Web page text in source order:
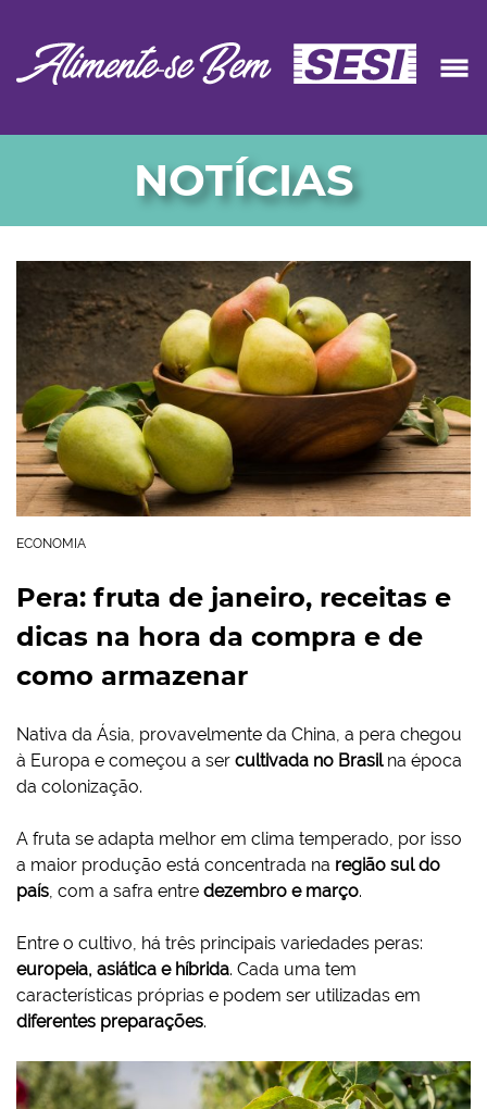
NOTÍCIAS
ECONOMIA
Pera: fruta de janeiro, receitas e
dicas na hora da compra e de
como armazenar
Nativa da Ásia, provavelmente da China, a pera chegou
à Europa e começou a ser cultivada no Brasilna época
da colonização.
A fruta se adapta melhor em clima temperado, por isso
a maior produção está concentrada na região sul do
país, com a safra entre dezembro e março.
Entre o cultivo, há três principais variedades peras:
europeia, asiática e híbrida. Cada uma tem
características próprias e podem ser utilizadas em
diferentes preparações.